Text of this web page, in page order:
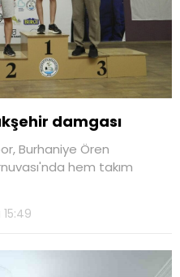
damgası
Burhaniye Ören
hem takım